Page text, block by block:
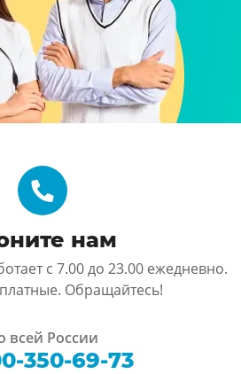
нам
с 7.00 до 23.00 ежедневно.
Обращайтесь!
всей России
350-69-73